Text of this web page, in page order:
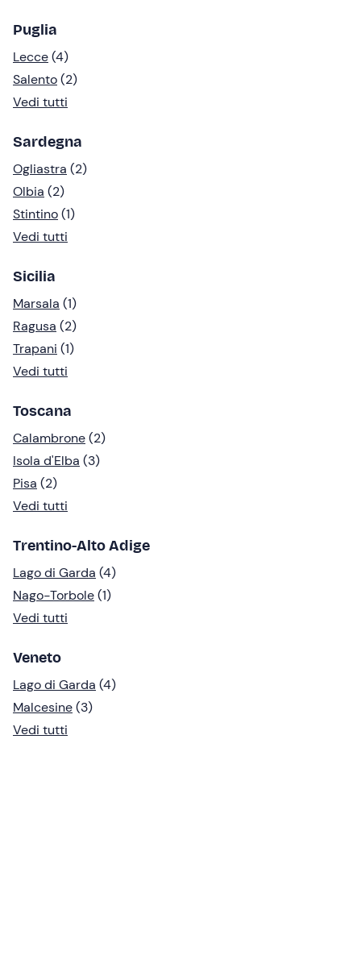
Puglia
Lecce(4)
Salento(2)
Vedi tutti
Sardegna
Ogliastra (2)
Olbia (2)
Stintino(1)
Vedi tutti
Sicilia
Marsala (1)
Ragusa (2)
Trapani (1)
Vedi tutti
Toscana
Calambrone(2)
Isola d'Elba (3)
Pisa (2)
Vedi tutti
Trentino-Alto Adige
Lago di Garda (4)
Nago-Torbole(1)
Vedi tutti
Veneto
Lago di Garda (4)
Malcesine(3)
Vedi tutti